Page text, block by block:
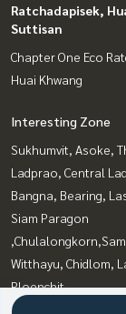
Ratchadapisek,
Suttisan
Chapter One Eco
Huai Khwang
Interesting Zone
Sukhumvit, Asoke,
Ladprao, Central
Bangna, Bearing,
Siam Paragon
Witthayu, Chidlom,
Ploenchit
Onnut, Udomsuk